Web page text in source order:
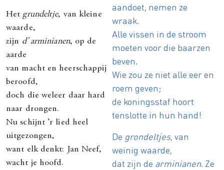
Het grundeltje, van kleine
waarde,
zijn d’ arminianen, op de
aarde
van macht en heerschappij
beroofd,
doch die weleer daar hard
naar drongen.
Nu schijnt ’r lied heel
uitgezongen,
want elk denkt: Jan Neef,
wacht je hoofd.
aandoet, nemen ze
wraak.
Alle vissen in de stroom
moeten voor die baarzen
beven.
Wie zou ze niet alle eer en
roem geven;
de koningsstaf hoort
tenslotte in hun hand!
De grondeltjes, van
weinig waarde,
dat zijn de arminianen. Ze